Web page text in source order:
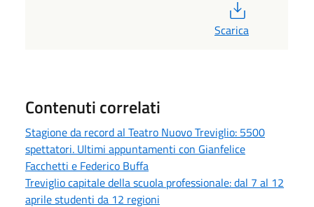
Scarica
Contenuti correlati
Stagione da record al Teatro Nuovo Treviglio: 5500
spettatori. Ultimi appuntamenti con Gianfelice
Facchetti e Federico Buffa
Treviglio capitale della scuola professionale: dal 7 al 12
aprile studenti da 12 regioni